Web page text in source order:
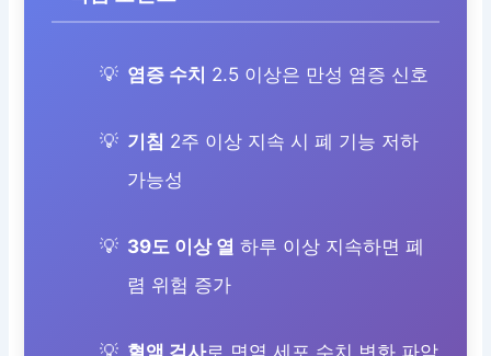
염증 수치 2.5 이상은 만성 염증 신호
기침 2주 이상 지속 시 폐 기능 저하
가능성
39도 이상 열 하루 이상 지속하면 폐
렴 위험 증가
혈액 검사로 면역 세포 수치 변화 파악